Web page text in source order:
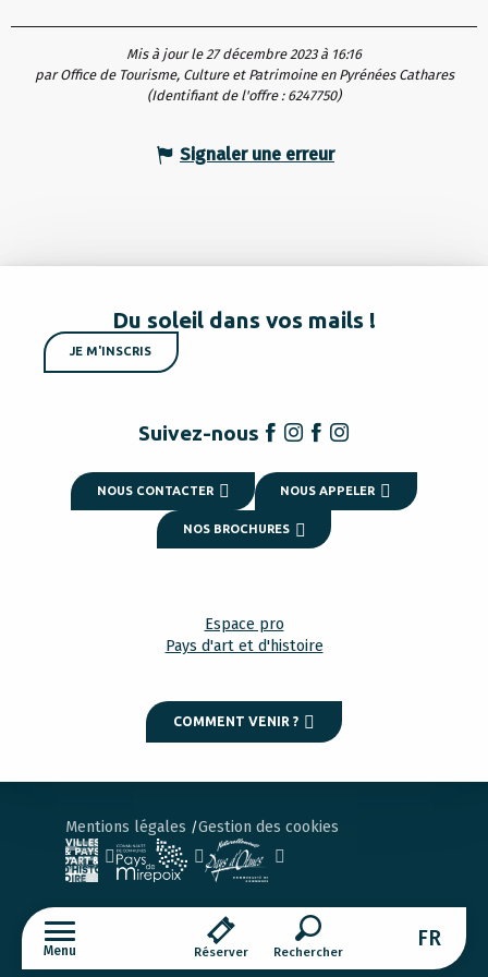
Menu Réserver
Recherche
FR
Mis à jour le 27 décembre 2023 à 16:16
par Office de Tourisme, Culture et Patrimoine en Pyrénées Cathares
(Identifiant de l'offre : 6247750)
Signaler une erreur
Du soleil dans vos mails !
JE M'INSCRIS
Suivez-nous
NOUS CONTACTER NOUS APPELER
NOS BROCHURES
Espace pro
Pays d'art et d'histoire
COMMENT VENIR ?
Mentions légales Gestion des cookies